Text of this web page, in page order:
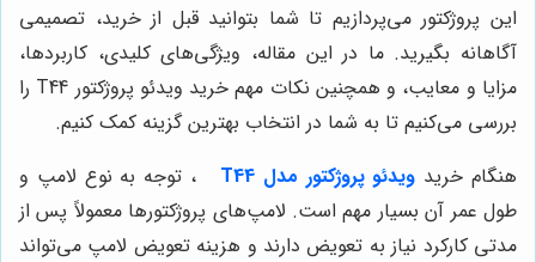
این پروژکتور می‌پردازیم تا شما بتوانید قبل از خرید، تصمیمی
آگاهانه بگیرید. ما در این مقاله، ویژگی‌های کلیدی، کاربردها،
مزایا و معایب، و همچنین نکات مهم خرید ویدئو پروژکتور T44 را
بررسی می‌کنیم تا به شما در انتخاب بهترین گزینه کمک کنیم.
هنگام خرید ویدئو پروژکتور مدل T44
، توجه به نوع لامپ و
طول عمر آن بسیار مهم است. لامپ‌های پروژکتورها معمولاً پس از
مدتی کارکرد نیاز به تعویض دارند و هزینه تعویض لامپ می‌تواند